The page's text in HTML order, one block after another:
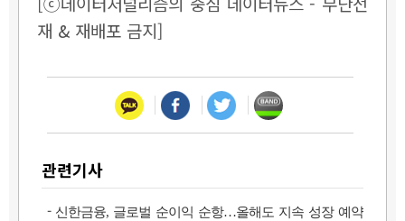
재 & 재배포 금지]
관련기사
- 신한금융, 글로벌 순이익 순항…올해도 지속 성장 예약